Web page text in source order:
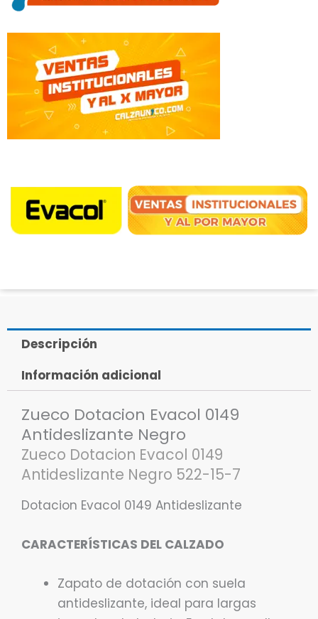
Descripción
Información adicional
Zueco Dotacion Evacol 0149
Antideslizante Negro
Zueco Dotacion Evacol 0149
Antideslizante Negro 522-15-7
Dotacion Evacol 0149 Antideslizante
CARACTERÍSTICAS DEL CALZADO
Zapato de dotación con suela
antideslizante, ideal para largas